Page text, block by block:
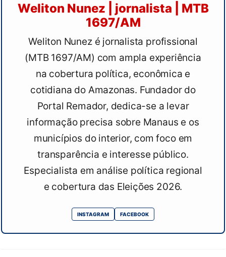
Weliton Nunez | jornalista | MTB
1697/AM
Weliton Nunez é jornalista profissional
(MTB 1697/AM) com ampla experiência
na cobertura política, econômica e
cotidiana do Amazonas. Fundador do
Portal Remador, dedica-se a levar
informação precisa sobre Manaus e os
municípios do interior, com foco em
transparência e interesse público.
Especialista em análise política regional
e cobertura das Eleições 2026.
INSTAGRAM FACEBOOK